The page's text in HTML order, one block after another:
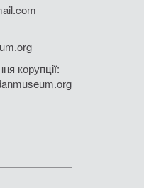
корупції: